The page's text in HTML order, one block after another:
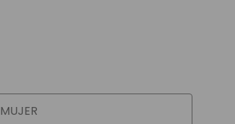
MUJER